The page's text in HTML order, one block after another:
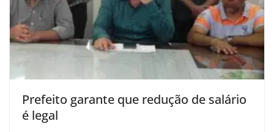
Prefeito garante que redução de salário
é legal